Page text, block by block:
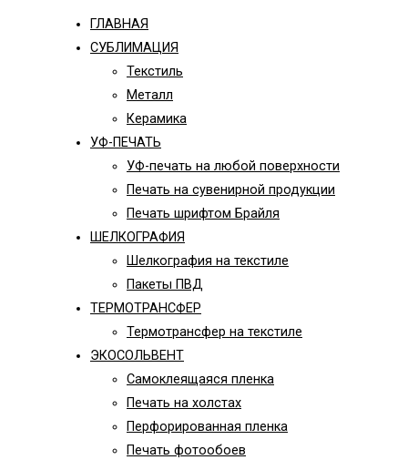
ГЛАВНАЯ
СУБЛИМАЦИЯ
Текстиль
Металл
Керамика
УФ-ПЕЧАТЬ
УФ-печать на любой поверхности
Печать на сувенирной продукции
Печать шрифтом Брайля
ШЕЛКОГРАФИЯ
Шелкография на текстиле
Пакеты ПВД
ТЕРМОТРАНСФЕР
Термотрансфер на текстиле
ЭКОСОЛЬВЕНТ
Самоклеящаяся пленка
Печать на холстах
Перфорированная пленка
Печать фотообоев